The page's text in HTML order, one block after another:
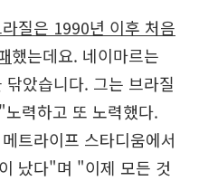
질은 1990년 이후 처음
했는데요. 네이마르는
았습니다. 그는 브라질
력하고 또 노력했다.
트라이프 스타디움에서
났다"며 "이제 모든 것